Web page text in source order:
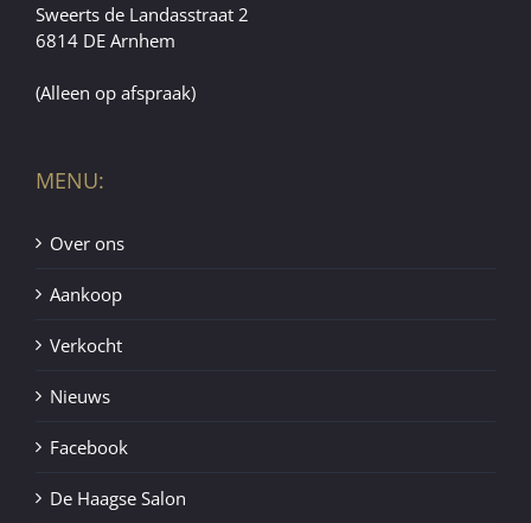
Sweerts de Landasstraat 2
6814 DE Arnhem
(Alleen op afspraak)
MENU:
Over ons
Aankoop
Verkocht
Nieuws
Facebook
De Haagse Salon